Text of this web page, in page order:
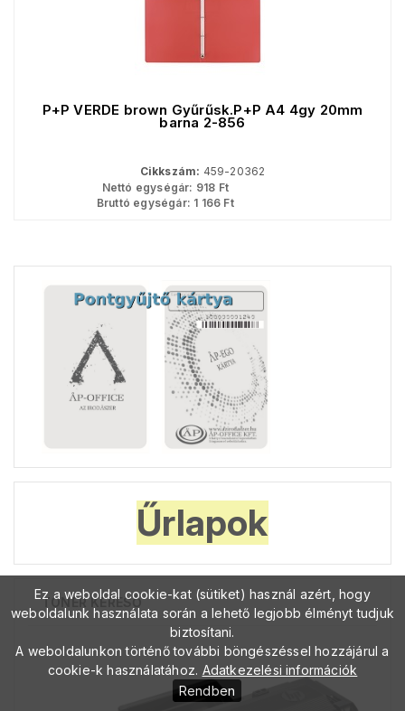
P+P VERDE brown Gyűrűsk.P+P A4 4gy 20mm
barna 2-856
Cikkszám: 459-20362
Nettó egységár: 918 Ft
Bruttó egységár: 1 166 Ft
Űrlapok
TONER KERESŐ
Ez a weboldal cookie-kat (sütiket) használ azért, hogy
weboldalunk használata során a lehető legjobb élményt tudjuk
biztosítani.
A weboldalunkon történő további böngészéssel hozzájárul a
cookie-k használatához. Adatkezelési információk
Rendben